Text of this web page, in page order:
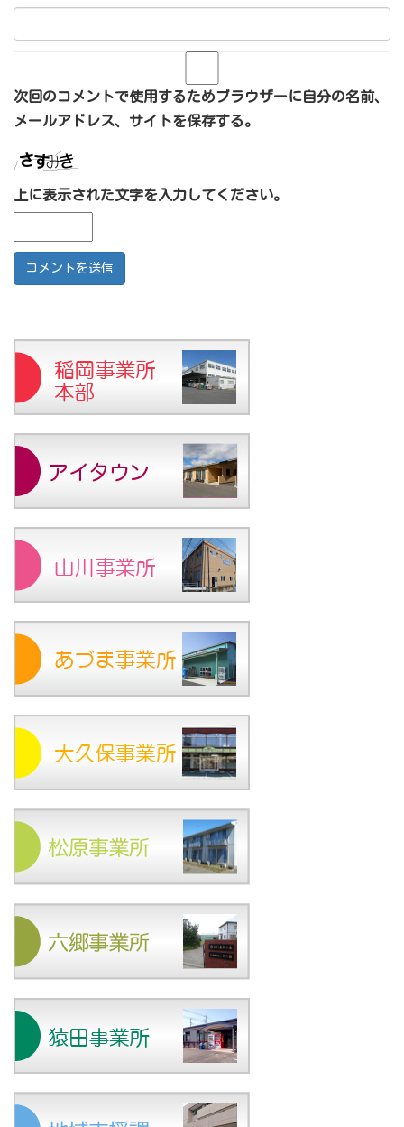
次回のコメントで使用するためブラウザーに自分の名前、
メールアドレス、サイトを保存する。
上に表示された文字を入力してください。